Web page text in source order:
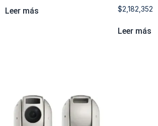
Leer más $2,182,352
Leer más